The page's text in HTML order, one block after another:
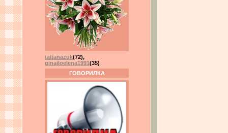
tatjanazuk(72),
ginajloelena1991 (35)
ГОВОРИЛКА